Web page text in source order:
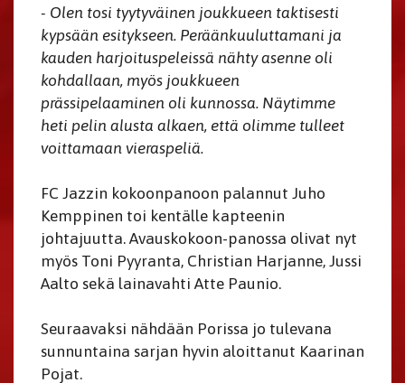
- Olen tosi tyytyväinen joukkueen taktisesti
kypsään esitykseen. Peräänkuuluttamani ja
kauden harjoituspeleissä nähty asenne oli
kohdallaan, myös joukkueen
prässipelaaminen oli kunnossa. Näytimme
heti pelin alusta alkaen, että olimme tulleet
voittamaan vieraspeliä.
FC Jazzin kokoonpanoon palannut Juho
Kemppinen toi kentälle kapteenin
johtajuutta. Avauskokoon-panossa olivat nyt
myös Toni Pyyranta, Christian Harjanne, Jussi
Aalto sekä lainavahti Atte Paunio.
Seuraavaksi nähdään Porissa jo tulevana
sunnuntaina sarjan hyvin aloittanut Kaarinan
Pojat.